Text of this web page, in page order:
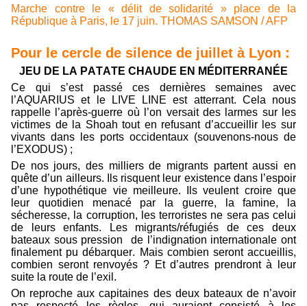
Marche contre le « délit de solidarité » place de la
République à Paris, le 17 juin. THOMAS SAMSON / AFP
Pour le cercle de silence de juillet à Lyon :
JEU DE LA PATATE CHAUDE EN MÉDITERRANÉE
Ce qui s’est passé ces dernières semaines avec
l’AQUARIUS et le LIVE LINE est atterrant. Cela nous
rappelle l’après-guerre où l’on versait des larmes sur les
victimes de la Shoah tout en refusant d’accueillir les sur
vivants dans les ports occidentaux (souvenons-nous de
l’EXODUS) ;
De nos jours, des milliers de migrants partent aussi en
quête d’un ailleurs. Ils risquent leur existence dans l’espoir
d’une hypothétique vie meilleure. Ils veulent croire que
leur quotidien menacé par la guerre, la famine, la
sécheresse, la corruption, les terroristes ne sera pas celui
de leurs enfants. Les migrants/réfugiés de ces deux
bateaux sous pression de l’indignation internationale ont
finalement pu débarquer. Mais combien seront accueillis,
combien seront renvoyés ? Et d’autres prendront à leur
suite la route de l’exil.
On reproche aux capitaines des deux bateaux de n’avoir